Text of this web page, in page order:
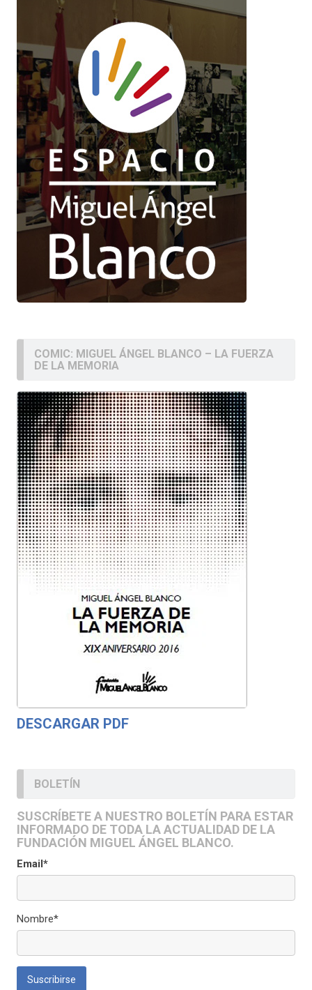
COMIC: MIGUEL ÁNGEL BLANCO – LA FUERZA
DE LA MEMORIA
DESCARGAR PDF
BOLETÍN
SUSCRÍBETE A NUESTRO BOLETÍN PARA ESTAR
INFORMADO DE TODA LA ACTUALIDAD DE LA
FUNDACIÓN MIGUEL ÁNGEL BLANCO.
Email*
Nombre*